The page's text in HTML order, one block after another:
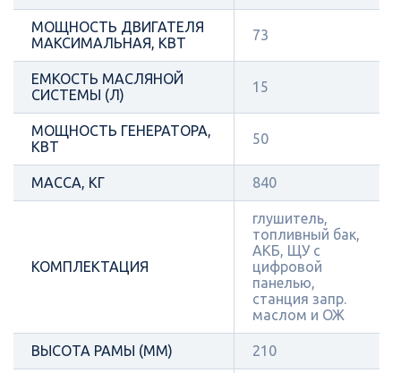
МОЩНОСТЬ ДВИГАТЕЛЯ
МАКСИМАЛЬНАЯ, КВТ
73
ЕМКОСТЬ МАСЛЯНОЙ
СИСТЕМЫ (Л)
15
МОЩНОСТЬ ГЕНЕРАТОРА,
КВТ
50
МАССА, КГ 840
КОМПЛЕКТАЦИЯ
глушитель,
топливный бак,
АКБ, ЩУ с
цифровой
панелью,
станция запр.
маслом и ОЖ
ВЫСОТА РАМЫ (ММ) 210